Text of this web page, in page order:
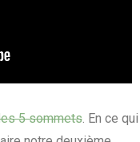
5 sommets. En ce qui